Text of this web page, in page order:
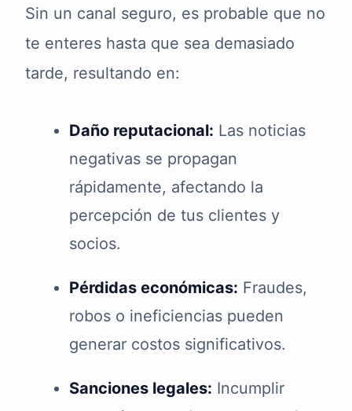
Sin un canal seguro, es probable que no
te enteres hasta que sea demasiado
tarde, resultando en:
Daño reputacional: Las noticias
negativas se propagan
rápidamente, afectando la
percepción de tus clientes y
socios.
Pérdidas económicas: Fraudes,
robos o ineficiencias pueden
generar costos significativos.
Sanciones legales: Incumplir